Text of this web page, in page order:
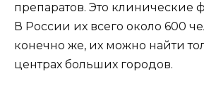
препаратов. Это клинические
В России их всего около 600
конечно же, их можно найти
центрах больших городов.